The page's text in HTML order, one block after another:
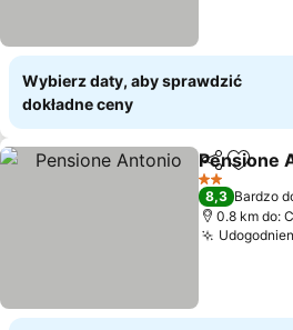
Wybierz daty, aby sprawdzić
dokładne ceny
Udostępnij
Dodaj
Pensione
2 Kategoria
8,3 Bardzo
0.8 km do: